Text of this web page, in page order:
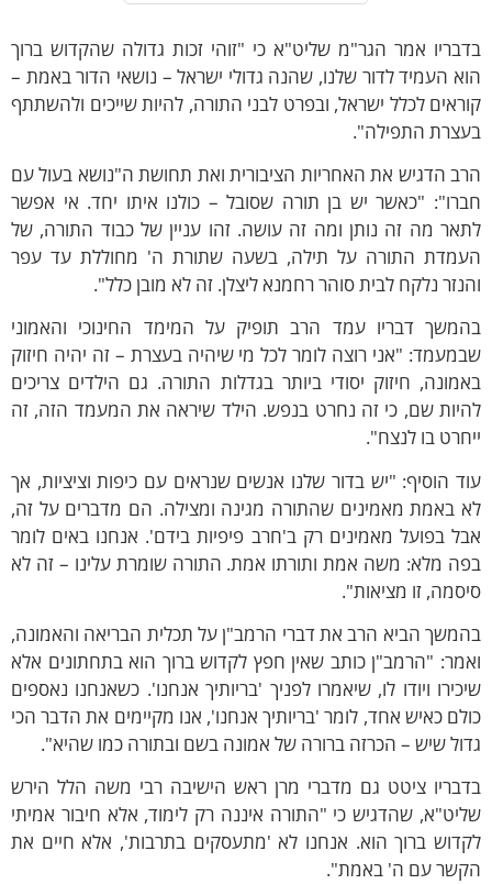
אמר הגר"מ שליט"א כי "זוהי זכות גדולה שהקדוש ברוך
העמיד לדור שלנו, שהנה גדולי ישראל – נושאי הדור באמת –
לכלל ישראל, ובפרט לבני התורה, להיות שייכים ולהשתתף
התפילה".
הדגיש את האחריות הציבורית ואת תחושת ה"נושא בעול עם
"כאשר יש בן תורה שסובל – כולנו איתו יחד. אי אפשר
מה זה נותן ומה זה עושה. זהו עניין של כבוד התורה, של
התורה על תילה, בשעה שתורת ה' מחוללת עד עפר
נלקח לבית סוהר רחמנא ליצלן. זה לא מובן כלל".
דבריו עמד הרב תופיק על המימד החינוכי והאמוני
"אני רוצה לומר לכל מי שיהיה בעצרת – זה יהיה חיזוק
חיזוק יסודי ביותר בגדלות התורה. גם הילדים צריכים
שם, כי זה נחרט בנפש. הילד שיראה את המעמד הזה, זה
בו לנצח".
הוסיף: "יש בדור שלנו אנשים שנראים עם כיפות וציציות, אך
באמת מאמינים שהתורה מגינה ומצילה. הם מדברים על זה,
בפועל מאמינים רק ב'חרב פיפיות בידם'. אנחנו באים לומר
מלא: משה אמת ותורתו אמת. התורה שומרת עלינו – זה לא
זו מציאות".
הביא הרב את דברי הרמב"ן על תכלית הבריאה והאמונה,
"הרמב"ן כותב שאין חפץ לקדוש ברוך הוא בתחתונים אלא
ויודו לו, שיאמרו לפניך 'בריותיך אנחנו'. כשאנחנו נאספים
כאיש אחד, לומר 'בריותיך אנחנו', אנו מקיימים את הדבר הכי
שיש – הכרזה ברורה של אמונה בשם ובתורה כמו שהיא".
ציטט גם מדברי מרן ראש הישיבה רבי משה הלל הירש
שהדגיש כי "התורה איננה רק לימוד, אלא חיבור אמיתי
ברוך הוא. אנחנו לא 'מתעסקים בתרבות', אלא חיים את
עם ה' באמת".